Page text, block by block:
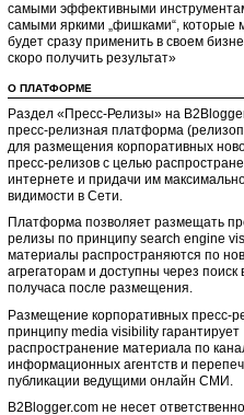
самыми эффективными
самыми яркими „фишками“, которые
будет сразу применить в своем
скоро получить результат»
О ПЛАТФОРМЕ
Раздел «Пресс-Релизы» на
пресс-релизная платформа
для размещения корпоративных
пресс-релизов с целью
интернете и придачи им
видимости в Сети.
Платформа позволяет размещать
релизы по принципу search engine
материалы распространяются по
агрегаторам и доступны через поиск
получаса после размещения.
Размещение корпоративных пресс-
принципу media visibility гарантирует
распространение материала по
информационных агентств и
публикации ведущими онлайн СМИ.
B2Blogger.com не несет